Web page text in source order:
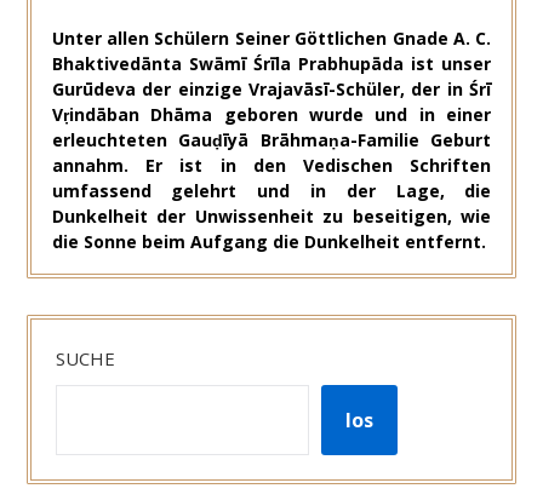
Unter allen Schülern Seiner Göttlichen Gnade A. C.
Bhaktivedānta Swāmī Śrīla Prabhupāda ist unser
Gurūdeva der einzige Vrajavāsī-Schüler, der in Śrī
Vṛindāban Dhāma geboren wurde und in einer
erleuchteten Gauḍīyā Brāhmaṇa-Familie Geburt
annahm. Er ist in den Vedischen Schriften
umfassend gelehrt und in der Lage, die
Dunkelheit der Unwissenheit zu beseitigen, wie
die Sonne beim Aufgang die Dunkelheit entfernt.
SUCHE
los